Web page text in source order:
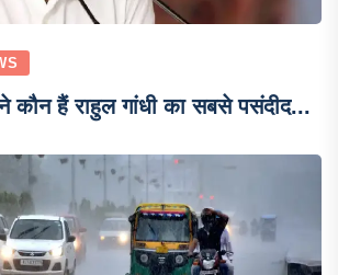
हैं राहुल गांधी का सबसे पसंदीद...